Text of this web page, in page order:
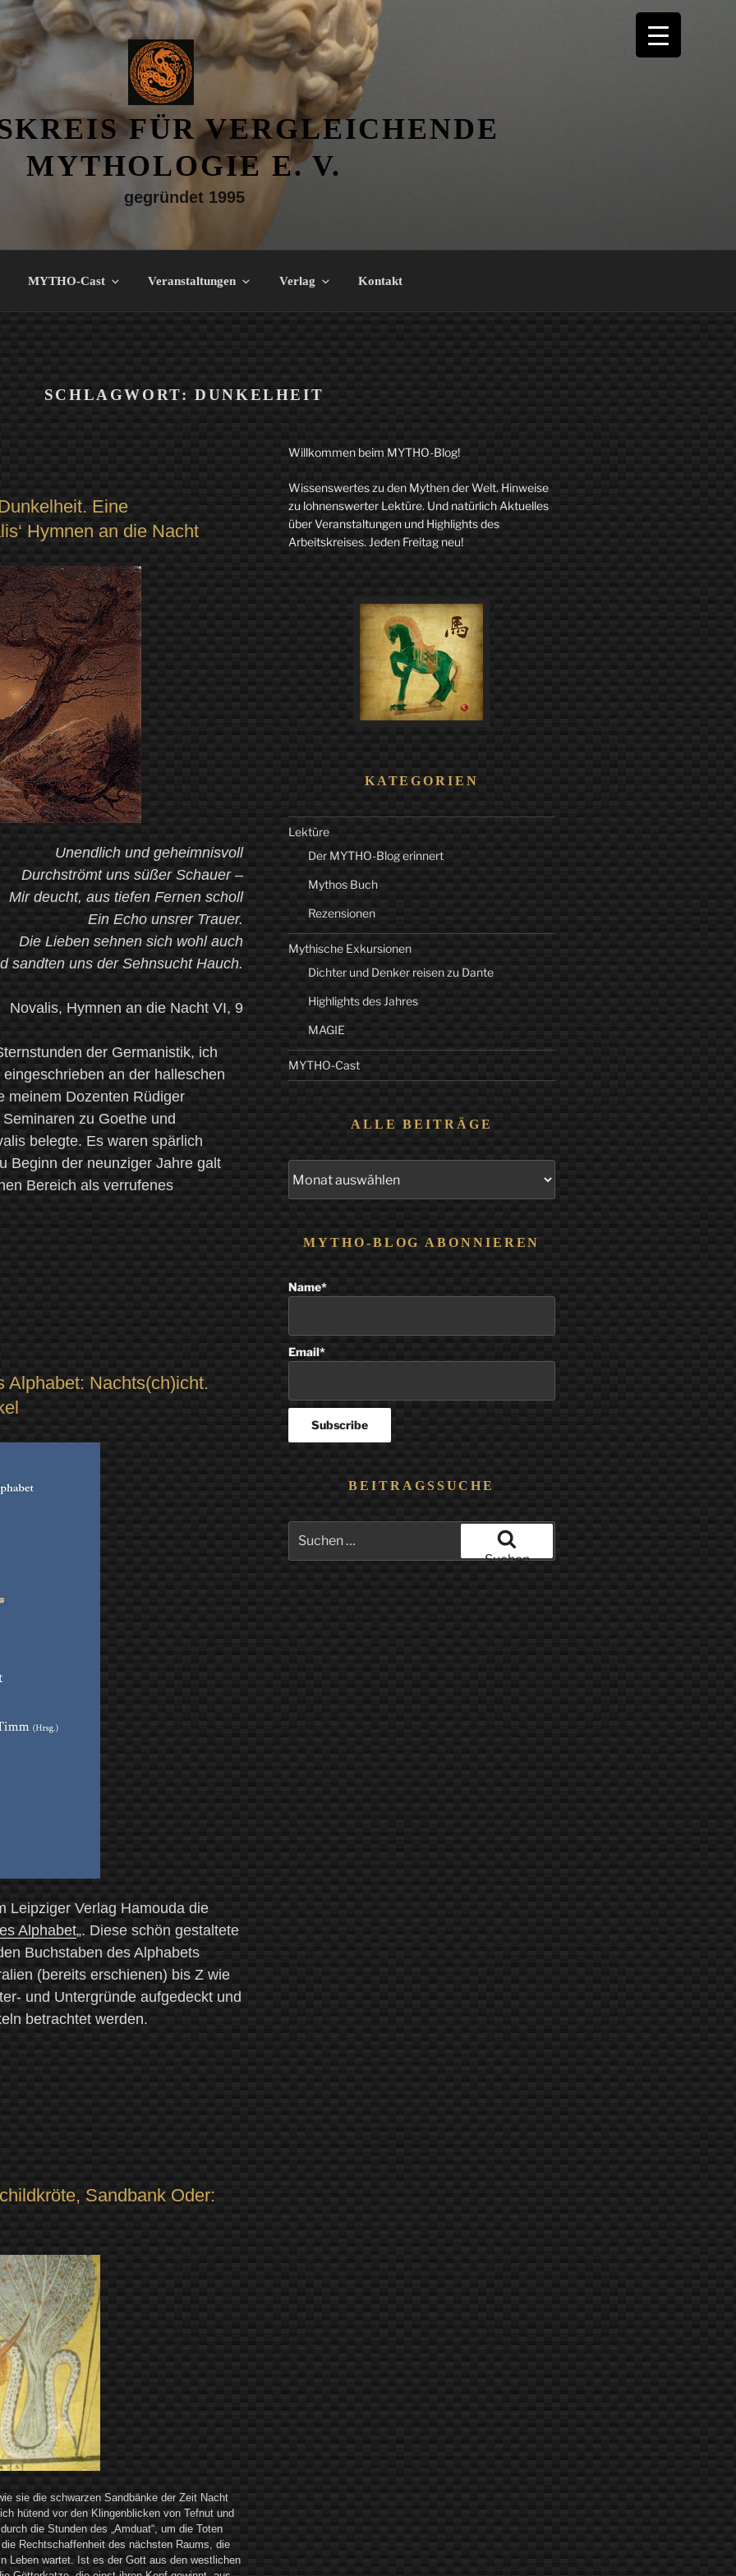
FÜR VERGLEICHENDE
MYTHOLOGIE E. V.
gegründet 1995
MYTHO-Cast Veranstaltungen Verlag Kontakt
SCHLAGWORT:DUNKELHEIT
Eine
Hymnen an die Nacht
Unendlich und geheimnisvoll
Durchströmt uns süßer Schauer –
Mir deucht, aus tiefen Fernen scholl
Ein Echo unsrer Trauer.
Die Lieben sehnen sich wohl auch
sandten uns der Sehnsucht Hauch.
Novalis, Hymnen an die Nacht VI, 9
der Germanistik, ich
an der halleschen
meinem Dozenten Rüdiger
zu Goethe und
belegte. Es waren spärlich
Beginn der neunziger Jahre galt
Bereich als verrufenes
Alphabet: Nachts(ch)icht.
Leipziger Verlag Hamouda die
Alphabet„. Diese schön gestaltete
Buchstaben des Alphabets
(bereits erschienen) bis Z wie
und Untergründe aufgedeckt und
betrachtet werden.
Sandbank Oder:
sie die schwarzen Sandbänke der Zeit Nacht
hütend vor den Klingenblicken von Tefnut und
die Stunden des „Amduat“, um die Toten
Rechtschaffenheit des nächsten Raums, die
Leben wartet. Ist es der Gott aus den westlichen
Willkommen beim MYTHO-Blog!
Wissenswertes zu den Mythen der Welt. Hinweise
zu lohnenswerter Lektüre. Und natürlich Aktuelles
über Veranstaltungen und Highlights des
Arbeitskreises. Jeden Freitag neu!
KATEGORIEN
Lektüre
Der MYTHO-Blog erinnert
Mythos Buch
Rezensionen
Mythische Exkursionen
Dichter und Denker reisen zu Dante
Highlights des Jahres
MAGIE
MYTHO-Cast
ALLE BEITRÄGE
Beiträge
MYTHO-BLOG ABONNIEREN
Name*
Email*
BEITRAGSSUCHE
nach:
Suchen